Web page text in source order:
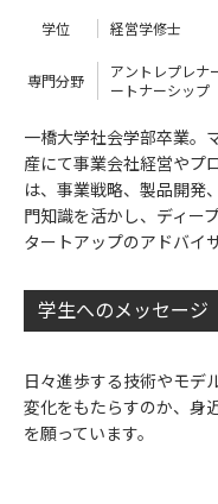
学位
経営学修士
専門分野
アントレプレナ
ートナーシップ
一橋大学社会学部卒業。
産にて事業会社経営やプ
は、事業戦略、製品開発
門知識を活かし、ディー
タートアップのアドバイ
学生へのメッセージ
日々進歩する技術やモデ
変化をもたらすのか、身
を願っています。